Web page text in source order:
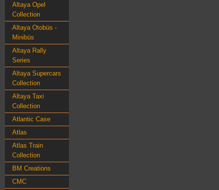
Altaya Opel
Collection
Altaya Otobüs -
Minibüs
Altaya Rally
Series
Altaya Supercars
Collection
Altaya Taxi
Collection
Atlantic Case
Atlas
Atlas Train
Collection
BM Creations
CMC